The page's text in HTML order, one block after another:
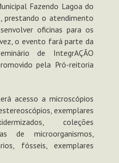
Fazendo Lagoa do
prestando o atendimento
oficinas para os
o evento fará parte da
de IntegrAÇÃO
pela Pró-reitoria
acesso a microscópios
exemplares
coleções
de microorganismos,
fósseis, exemplares